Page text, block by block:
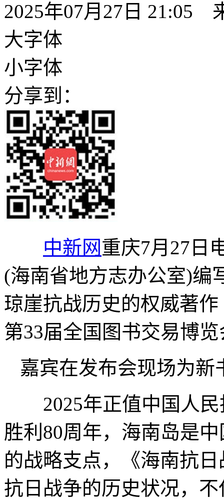
2025年07月27日 21:05
大字体
小字体
分享到：
中新网重庆7月27日
(海南省地方志办公室)编
琼崖抗战历史的权威著
第33届全国图书交易博
嘉宾在发布会现场为
2025年正值中国人民
胜利80周年，海南岛是
的战略支点，《海南抗
抗日战争的历史状况，